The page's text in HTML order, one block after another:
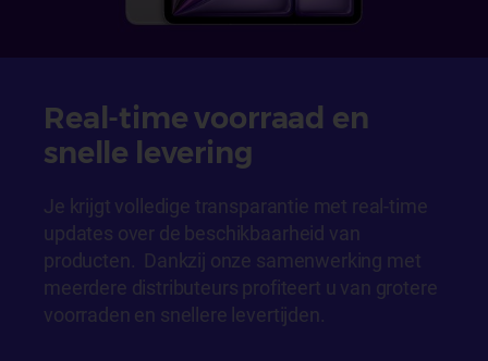
Real-time voorraad en
snelle levering
Je krijgt volledige transparantie met real-time
updates over de beschikbaarheid van
producten. Dankzij onze samenwerking met
meerdere distributeurs profiteert u van grotere
voorraden en snellere levertijden.